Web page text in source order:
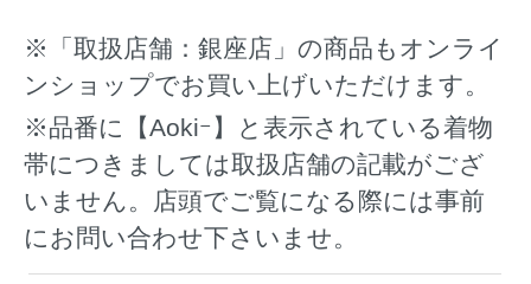
※「取扱店舗：銀座店」の商品もオンライ
ンショップでお買い上げいただけます。
※品番に【Aokiｰ】と表示されている着物
帯につきましては取扱店舗の記載がござ
いません。店頭でご覧になる際には事前
にお問い合わせ下さいませ。